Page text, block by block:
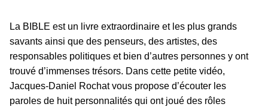
La BIBLE est un livre extraordinaire et les plus grands
savants ainsi que des penseurs, des artistes, des
responsables politiques et bien d’autres personnes y ont
trouvé d’immenses trésors. Dans cette petite vidéo,
Jacques-Daniel Rochat vous propose d’écouter les
paroles de huit personnalités qui ont joué des rôles